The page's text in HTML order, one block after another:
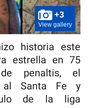
+3
View gallery
historia este
estrella en 75
penaltis, el
al Santa Fe y
de la liga